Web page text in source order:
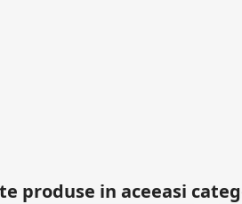
produse in aceeasi